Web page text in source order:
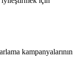
kampanyalarının